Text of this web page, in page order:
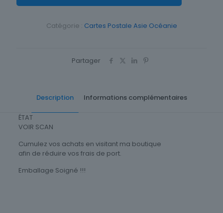
Catégorie : Cartes Postale Asie Océanie
Partager
Description Informations complémentaires
ÉTAT
VOIR SCAN
Cumulez vos achats en visitant ma boutique
afin de réduire vos frais de port.
Emballage Soigné !!!